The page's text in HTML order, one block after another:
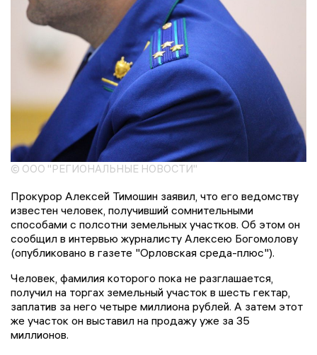
© ООО "РЕГИОНАЛЬНЫЕ НОВОСТИ"
Прокурор Алексей Тимошин заявил, что его ведомству
известен человек, получивший сомнительными
способами с полсотни земельных участков. Об этом он
сообщил в интервью журналисту Алексею Богомолову
(опубликовано в газете "Орловская среда-плюс").
Человек, фамилия которого пока не разглашается,
получил на торгах земельный участок в шесть гектар,
заплатив за него четыре миллиона рублей. А затем этот
же участок он выставил на продажу уже за 35
миллионов.